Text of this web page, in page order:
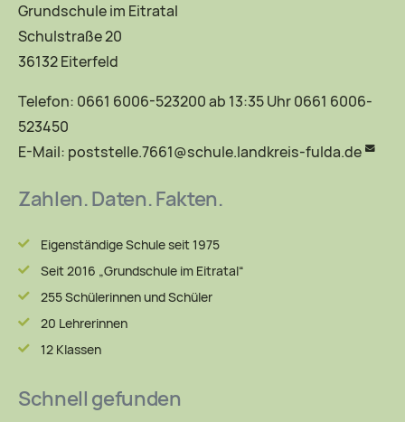
Grundschule im Eitratal
Schulstraße 20
36132 Eiterfeld
Telefon: 0661 6006-523200 ab 13:35 Uhr 0661 6006-
523450
E-Mail: poststelle.7661@schule.landkreis-fulda.de
Zahlen. Daten. Fakten.
Eigenständige Schule seit 1975
Seit 2016 „Grundschule im Eitratal“
255 Schülerinnen und Schüler
20 Lehrerinnen
12 Klassen
Schnell gefunden